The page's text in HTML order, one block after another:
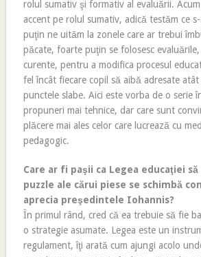
rolul sumativ şi formativ al evaluării.
accent pe rolul sumativ, adică testăm ce
puţin ne uităm la zonele care ar trebui
păcate, foarte puţin se folosesc evaluările,
curente, pentru a modifica procesul
fel încât fiecare copil să aibă adresate
punctele slabe. Aici este vorba de o serie
propuneri mai tehnice, dar care sunt
plăcere mai ales celor care lucrează cu
pedagogic.
Care ar fi paşii ca Legea educaţiei
puzzle ale cărui piese se schimbă
aprecia preşedintele Iohannis?
În primul rând, cred că ea trebuie să fie
o strategie asumate. Legea este un
regulament, îţi arată cum ajungi acolo